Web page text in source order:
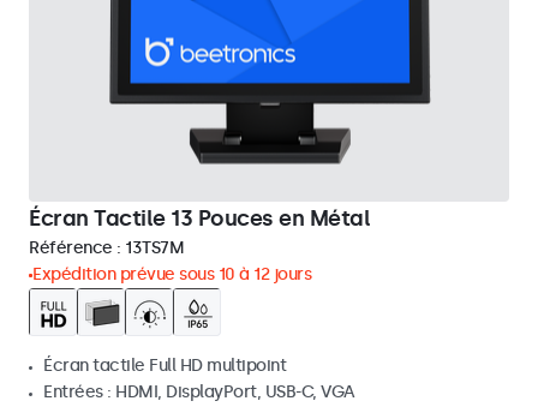
Écran Tactile 13 Pouces en Métal
Référence : 13TS7M
Expédition prévue sous 10 à 12 jours
Écran tactile Full HD multipoint
Entrées : HDMI, DisplayPort, USB-C, VGA